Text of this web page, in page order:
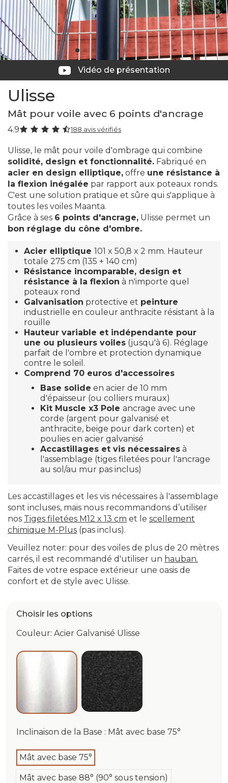
Vidéo de présentation
Ulisse
Mât pour voile avec 6 points d'ancrage
4.9 188 avis vérifiés
Ulisse, le mât pour voile d'ombrage qui combine
solidité, design et fonctionnalité. Fabriqué en
acier en design elliptique, offre une résistance à
la flexion inégalée par rapport aux poteaux ronds.
C'est une solution pratique et sûre qui s'applique à
toutes les voiles Maanta.
Grâce à ses 6 points d'ancrage, Ulisse permet un
bon réglage du cône d'ombre.
Acier elliptique 101 x 50,8 x 2 mm. Hauteur
totale 275 cm (135 + 140 cm)
Résistance incomparable, design et
résistance à la flexion à n'importe quel
poteaux rond
Galvanisation protective et peinture
industrielle en couleur anthracite résistant à la
rouille
Hauteur variable et indépendante pour
une ou plusieurs voiles (jusqu'à 6). Réglage
parfait de l'ombre et protection dynamique
contre le soleil.
Comprend 70 euros d'accessoires
Base solide en acier de 10 mm
d'épaisseur (ou colliers muraux)
Kit Muscle x3 Pole ancrage avec une
corde (argent pour galvanisé et
anthracite, beige pour dark corten) et
poulies en acier galvanisé
Accastillages et vis nécessaires à
l'assemblage (tiges filetées pour l'ancrage
au sol/au mur pas inclus)
Les accastillages et les vis nécessaires à l'assemblage
sont incluses, mais nous recommandons d’utiliser
nos Tiges filetées M12 x 13 cm et le scellement
chimique M-Plus (pas inclus).
Veuillez noter: pour des voiles de plus de 20 mètres
carrés, il est recommandé d'utiliser un hauban.
Faites de votre espace extérieur une oasis de
confort et de style avec Ulisse.
Choisir les options
Couleur: Acier Galvanisé Ulisse
Acier Galvanisé UlisseAnthracite Ulisse
Inclinaison de la Base : Mât avec base 75°
Mât avec base 75°
Mât avec base 88° (90° sous tension)